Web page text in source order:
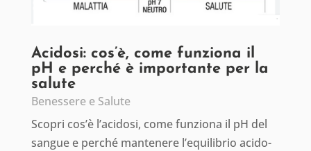
Acidosi: cos’è, come funziona il
pH e perché è importante per la
salute
Benessere e Salute
Scopri cos’è l’acidosi, come funziona il pH del
sangue e perché mantenere l’equilibrio acido-